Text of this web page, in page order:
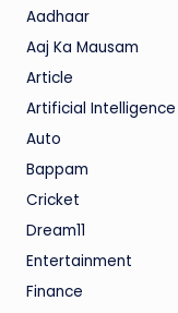
Aadhaar
Aaj Ka Mausam
Article
Artificial Intelligence
Auto
Bappam
Cricket
Dream11
Entertainment
Finance